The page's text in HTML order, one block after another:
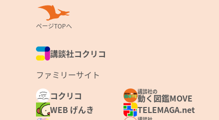
ページTOPへ
講談社コクリコ
ファミリーサイト
コクリコ
講談社の
動く図鑑MOVE
WEB げんき
TELEMAGA.net